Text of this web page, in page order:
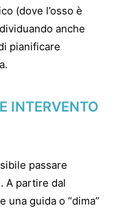
(dove l’osso è
anche
pianificare
INTERVENTO
passare
A partire dal
guida o “dima”